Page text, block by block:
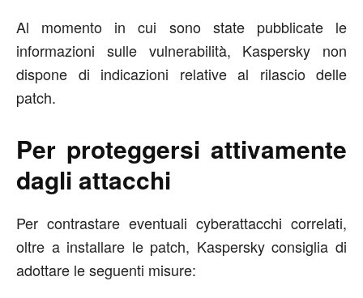
Al momento in cui sono state pubblicate le
informazioni sulle vulnerabilità, Kaspersky non
dispone di indicazioni relative al rilascio delle
patch.
Per proteggersi attivamente
dagli attacchi
Per contrastare eventuali cyberattacchi correlati,
oltre a installare le patch, Kaspersky consiglia di
adottare le seguenti misure: